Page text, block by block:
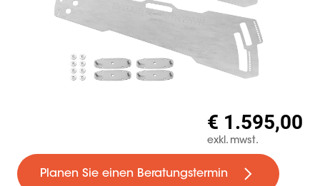
(0): Alle anzeigen
€ 1.595,00
exkl. mwst.
Planen Sie einen Beratungstermin